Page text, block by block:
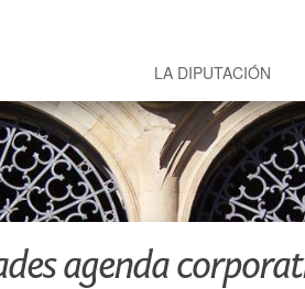
LA DIPUTACIÓN
agenda